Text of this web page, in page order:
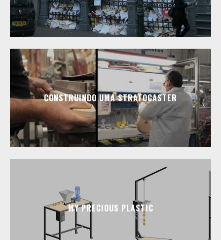
CONSTRUINDO UMA STRATOCASTER
MY PRECIOUS PLASTIC